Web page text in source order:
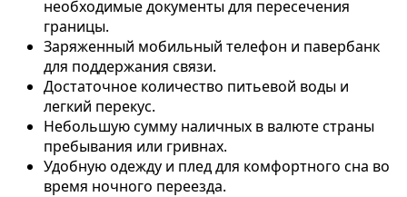
необходимые документы для пересечения
границы.
Заряженный мобильный телефон и павербанк
для поддержания связи.
Достаточное количество питьевой воды и
легкий перекус.
Небольшую сумму наличных в валюте страны
пребывания или гривнах.
Удобную одежду и плед для комфортного сна во
время ночного переезда.